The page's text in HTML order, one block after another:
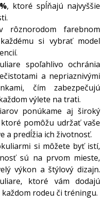
, ktoré spĺňajú najvyššie
farebnom
si vybrať model
spoľahlivo ochránia
a nepriaznivými
čím zabezpečujú
výlete na trati.
ponúkame aj široký
pomôžu udržať vaše
a predĺžia ich životnosť.
si môžete byť istí,
sú na prvom mieste,
výkon a štýlový dizajn.
ktoré vám dodajú
rodeu či tréningu.